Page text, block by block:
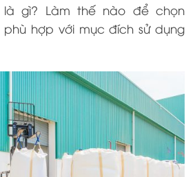
gì? Làm thế nào để chọn
hợp với mục đích sử dụng